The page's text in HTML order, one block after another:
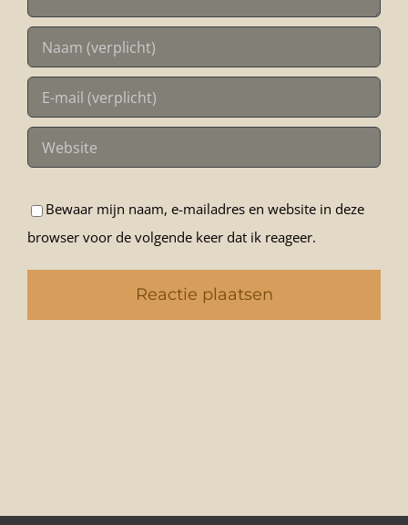
Bewaar mijn naam, e-mailadres en website in deze
browser voor de volgende keer dat ik reageer.